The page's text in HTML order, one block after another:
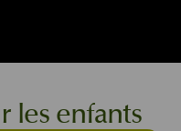
les enfants